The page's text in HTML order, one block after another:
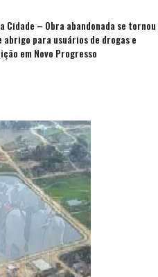
Cidade – Obra abandonada se tornou
abrigo para usuários de drogas e
em Novo Progresso